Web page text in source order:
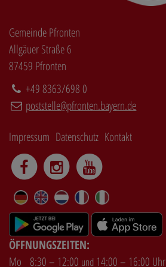
Gemeinde Pfronten
Allgäuer Straße 6
87459 Pfronten
+49 8363/698 0
poststelle@pfronten.bayern.de
Impressum Datenschutz Kontakt
DE EN NL FR IT
ÖFFNUNGSZEITEN:
Mo 8:30 – 12:00 und 14:00 – 16:00 Uhr